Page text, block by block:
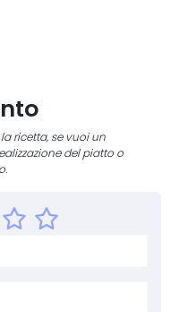
ricetta, se vuoi un
del piatto o